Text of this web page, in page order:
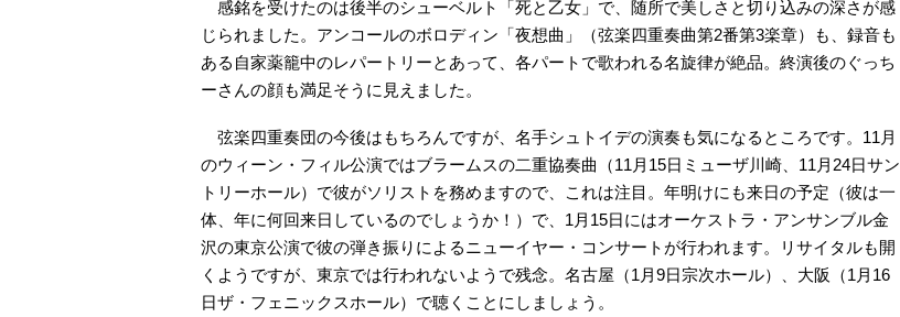
感銘を受けたのは後半のシューベルト「死と乙女」で、随所で美しさと切り込みの深さが感
じられました。アンコールのボロディン「夜想曲」（弦楽四重奏曲第2番第3楽章）も、録音も
ある自家薬籠中のレパートリーとあって、各パートで歌われる名旋律が絶品。終演後のぐっち
ーさんの顔も満足そうに見えました。
弦楽四重奏団の今後はもちろんですが、名手シュトイデの演奏も気になるところです。11月
のウィーン・フィル公演ではブラームスの二重協奏曲（11月15日ミューザ川崎、11月24日サン
トリーホール）で彼がソリストを務めますので、これは注目。年明けにも来日の予定（彼は一
体、年に何回来日しているのでしょうか！）で、1月15日にはオーケストラ・アンサンブル金
沢の東京公演で彼の弾き振りによるニューイヤー・コンサートが行われます。リサイタルも開
くようですが、東京では行われないようで残念。名古屋（1月9日宗次ホール）、大阪（1月16
日ザ・フェニックスホール）で聴くことにしましょう。